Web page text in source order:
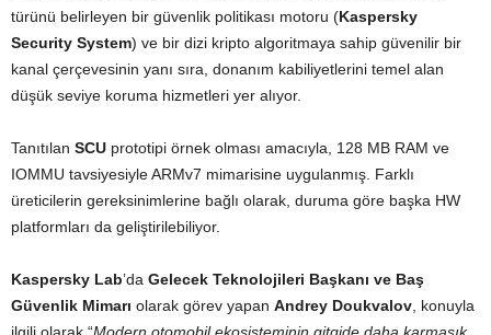
türünü belirleyen bir güvenlik politikası motoru (Kaspersky
Security System) ve bir dizi kripto algoritmaya sahip güvenilir bir
kanal çerçevesinin yanı sıra, donanım kabiliyetlerini temel alan
düşük seviye koruma hizmetleri yer alıyor.
Tanıtılan SCU prototipi örnek olması amacıyla, 128 MB RAM ve
IOMMU tavsiyesiyle ARMv7 mimarisine uygulanmış. Farklı
üreticilerin gereksinimlerine bağlı olarak, duruma göre başka HW
platformları da geliştirilebiliyor.
Kaspersky Lab’da Gelecek Teknolojileri Başkanı ve Baş
Güvenlik Mimarı olarak görev yapan Andrey Doukvalov , konuyla